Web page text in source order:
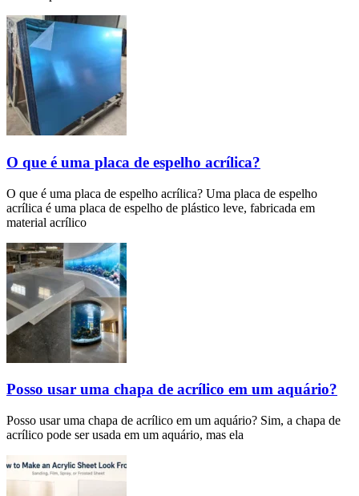
O que é uma placa de espelho acrílica?
O que é uma placa de espelho acrílica? Uma placa de espelho
acrílica é uma placa de espelho de plástico leve, fabricada em
material acrílico
Posso usar uma chapa de acrílico em um aquário?
Posso usar uma chapa de acrílico em um aquário? Sim, a chapa de
acrílico pode ser usada em um aquário, mas ela